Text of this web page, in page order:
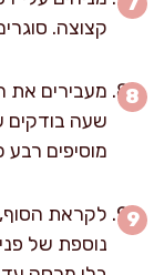
קצוצה.
שעה בודקים
מוסיפים רבע
לקראת